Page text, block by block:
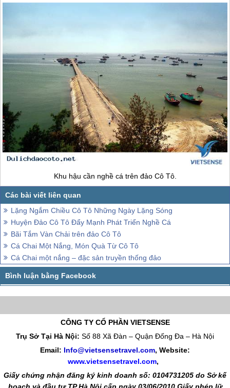
Khu hậu cần nghề cá trên đảo Cô Tô.
Lặng Ngắm Chiều Cô Tô Những Ngày Lặng Sóng
Huyện Đảo Cô Tô Đẩy Mạnh Phát Triển Nghề Cá
Bãi Tắm Vàn Chải trên đảo Cô Tô
Cá Chai Một Nắng, Món Quà Từ Cô Tô
Cá Chai một nắng – đặc sản truyền thống đảo
CÔNG TY CỔ PHẦN VIETSENSE
Trụ Sở Tại Hà Nội: Số 88 Xã Đàn – Quận Đống Đa – Hà Nội
Email: Info@vietsensetravel.com, Website:
www.vietsensetravel.com,
Giấy chứng nhận đăng ký kinh doanh số: 0104731205 do Sở kế